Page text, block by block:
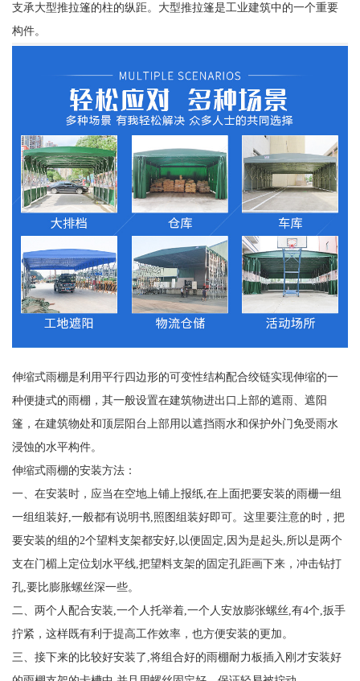
支承大型推拉篷的柱的纵距。大型推拉篷是工业建筑中的一个重要
构件。
伸缩式雨棚是利用平行四边形的可变性结构配合绞链实现伸缩的一
种便捷式的雨棚，其一般设置在建筑物进出口上部的遮雨、遮阳
篷，在建筑物处和顶层阳台上部用以遮挡雨水和保护外门免受雨水
浸蚀的水平构件。
伸缩式雨棚的安装方法：
一、在安装时，应当在空地上铺上报纸,在上面把要安装的雨栅一组
一组组装好,一般都有说明书,照图组装好即可。这里要注意的时，把
要安装的组的2个望料支架都安好,以便固定,因为是起头,所以是两个
支在门楣上定位划水平线,把望料支架的固定孔距画下来，冲击钻打
孔,要比膨胀螺丝深一些。
二、两个人配合安装,一个人托举着,一个人安放膨张螺丝,有4个,扳手
拧紧，这样既有利于提高工作效率，也方便安装的更加。
三、接下来的比较好安装了,将组合好的雨棚耐力板插入刚才安装好